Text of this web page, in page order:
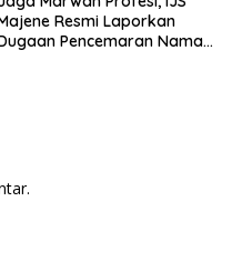
Resmi Laporkan
Pencemaran Nama